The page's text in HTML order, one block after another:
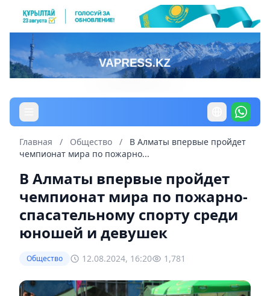
Главная / Общество /
В Алматы впервые пройдет
чемпионат мира по пожарно...
В Алматы впервые пройдет
чемпионат мира по пожарно-
спасательному спорту среди
юношей и девушек
Общество 12.08.2024, 16:20 1,781